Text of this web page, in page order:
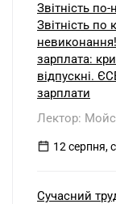
Звітність
Звітність по
зарплата:
відпускні.
зарплати
Лектор:
12 серпня,
Сучасний